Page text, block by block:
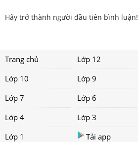
Hãy trở thành người đầu tiên bình luận!
Trang chủ Lớp 12
Lớp 10
Lớp 9
Lớp 7
Lớp 6
Lớp 4
Lớp 3
Lớp 1
Tải app